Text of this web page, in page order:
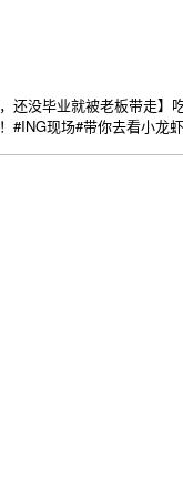
还没毕业就被老板带走
#ING现场#带你去看小龙